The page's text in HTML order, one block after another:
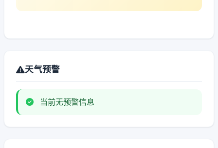
天气预警
当前无预警信息